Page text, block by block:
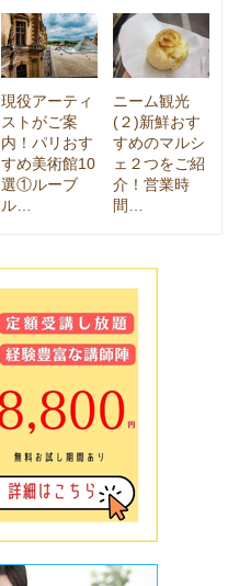
現役アーティ
ストがご案
内！パリおす
すめ美術館10
選①ルーブ
ル…
ニーム観光
(２)新鮮おす
すめのマルシ
ェ２つをご紹
介！営業時
間…